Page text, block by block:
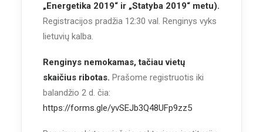
„Energetika 2019“ ir „Statyba 2019“ metu).
Registracijos pradžia 12:30 val. Renginys vyks
lietuvių kalba.
Renginys nemokamas, tačiau vietų
skaičius ribotas. Prašome registruotis iki
balandžio 2 d. čia:
https://forms.gle/yvSEJb3Q48UFp9zz5